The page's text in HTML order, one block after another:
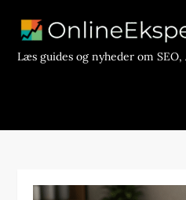
contentLæs guides og nyheder om